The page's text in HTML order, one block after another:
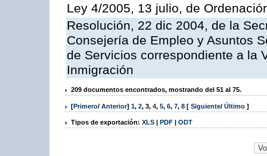
Ley 4/2005, 13 julio, de
Resolución, 22 dic 2004, de la
Consejería de Empleo y Asuntos
de Servicios correspondiente a la
Inmigración
209 documentos encontrados, mostrando del 51 al 75.
[Primero/ Anterior] 1, 2, 3, 4, 5, 6, 7, 8 [ Siguiente/ Último ]
Tipos de exportación: XLS | PDF | ODT